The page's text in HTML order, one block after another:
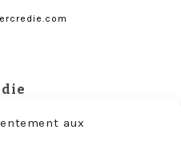
aux